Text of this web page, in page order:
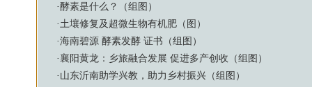
·酵素是什么？（组图）
·土壤修复及超微生物有机肥（图）
·海南碧源 酵素发酵 证书（组图）
·襄阳黄龙：乡旅融合发展 促进多产创收（组图）
· 山东沂南助学兴教，助力乡村振兴（组图）